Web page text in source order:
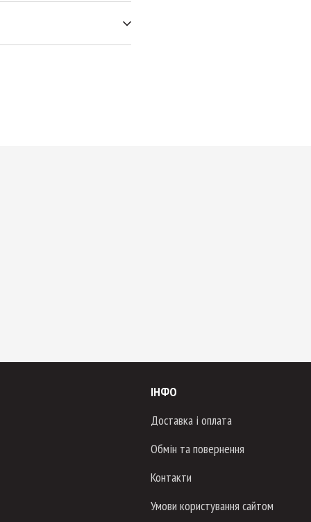
ІНФО
Доставка і оплата
Обмін та повернення
Контакти
Умови користування сайтом